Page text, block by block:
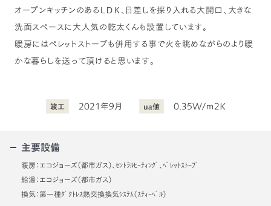
オープンキッチンのあるＬＤＫ、日差しを採り入れる大開口、大きな
洗面スペースに大人気の乾太くんも設置しています。
暖房にはペレットストーブも併用する事で火を眺めながらのより暖
かな暮らしを送って頂けると思います。
竣工 2021年9月 ua値 0.35W/ｍ2K
主要設備
暖房：エコジョーズ（都市ガス）、ｾﾝﾄﾗﾙﾋｰﾃｨﾝｸﾞ、ﾍﾟﾚｯﾄｽﾄｰﾌﾞ
給湯：エコジョーズ（都市ガス）
換気：第一種ﾀﾞｸﾄﾚｽ熱交換換気ｼｽﾃﾑ（ｽﾃｨｰﾍﾞﾙ）